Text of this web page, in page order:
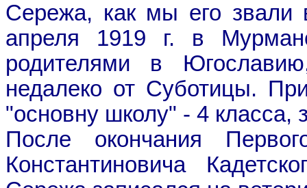
Сережа, как мы его звали
апреля 1919 г. в
родителями в
недалеко от Суботицы.
"основну школу" - 4 класса,
После окончания
Константиновича